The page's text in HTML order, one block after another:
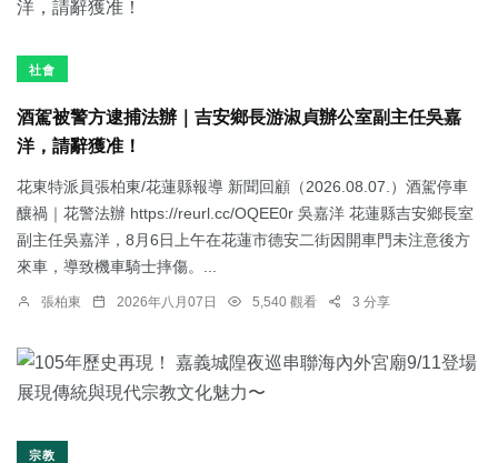
社會
酒駕被警方逮捕法辦｜吉安鄉長游淑貞辦公室副主任吳嘉
洋，請辭獲准！
花東特派員張柏東/花蓮縣報導 新聞回顧（2026.08.07.）酒駕停車
釀禍｜花警法辦 https://reurl.cc/OQEE0r 吳嘉洋 花蓮縣吉安鄉長室
副主任吳嘉洋，8月6日上午在花蓮市德安二街因開車門未注意後方
來車，導致機車騎士摔傷。...
張柏東 2026年八月07日 5,540 觀看 3 分享
宗教